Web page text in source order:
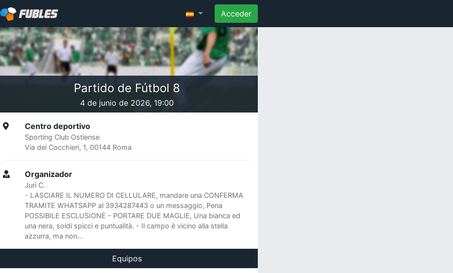
Acceder
Partido de Fútbol 8
4 de junio de 2026, 19:00
Centro deportivo
Sporting Club Ostiense
Via dei Cocchieri, 1, 00144 Roma
Organizador
Juri C.
- LASCIARE IL NUMERO DI CELLULARE, mandare una CONFERMA
TRAMITE WHATSAPP al 3934287443 o un messaggio, Pena
POSSIBILE ESCLUSIONE - PORTARE DUE MAGLIE, Una bianca ed
una nera, soldi spicci e puntualità. - Il campo è vicino alla stella
azzurra, ma non...
Equipos